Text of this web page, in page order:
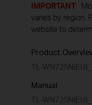
IMPORTANT:
varies by region.
website to
Product
TL-
Manual
TL-